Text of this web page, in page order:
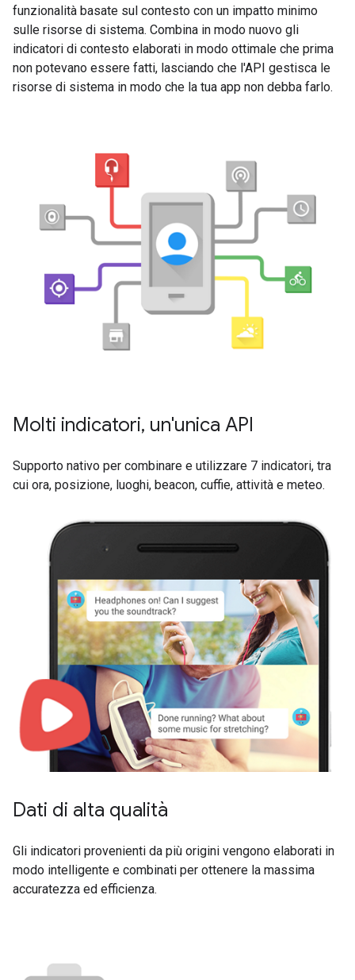
funzionalità basate sul contesto con un impatto minimo
sulle risorse di sistema. Combina in modo nuovo gli
indicatori di contesto elaborati in modo ottimale che prima
non potevano essere fatti, lasciando che l'API gestisca le
risorse di sistema in modo che la tua app non debba farlo.
Molti indicatori, un'unica API
Supporto nativo per combinare e utilizzare 7 indicatori, tra
cui ora, posizione, luoghi, beacon, cuffie, attività e meteo.
Dati di alta qualità
Gli indicatori provenienti da più origini vengono elaborati in
modo intelligente e combinati per ottenere la massima
accuratezza ed efficienza.